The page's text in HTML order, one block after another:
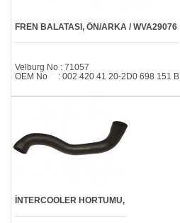
FREN BALATASI, ÖN/ARKA / WVA29076
Velburg No : 71057
OEM No : 002 420 41 20-2D0 698 151 B
İNTERCOOLER HORTUMU,